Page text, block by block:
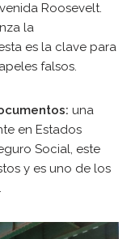
Roosevelt.
la
es la clave para
falsos.
una
en Estados
Social, este
y es uno de los